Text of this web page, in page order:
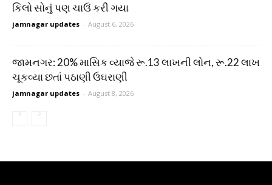
કિલો સોનું પણ ચાઉં કરી ગયા
jamnagar updates - August 6, 2026
જામનગર: 20% માસિક વ્યાજે રૂ.13 લાખની લોન, રૂ.22 લાખ
ચૂકવ્યા છતાં પઠાણી ઉઘરાણી
jamnagar updates - August 8, 2026